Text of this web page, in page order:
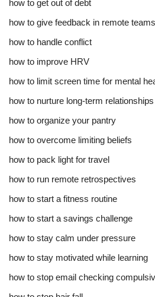
how to get out of debt
how to give feedback in remote teams
how to handle conflict
how to improve HRV
how to limit screen time for mental
how to nurture long-term relationships
how to organize your pantry
how to overcome limiting beliefs
how to pack light for travel
how to run remote retrospectives
how to start a fitness routine
how to start a savings challenge
how to stay calm under pressure
how to stay motivated while learning
how to stop email checking